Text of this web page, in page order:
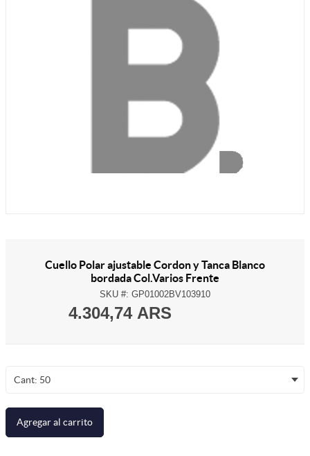
Cuello Polar ajustable Cordon y Tanca Blanco
bordada Col.Varios Frente
SKU #: GP01002BV103910
4.304,74 ARS
Cant: 50
Agregar al carrito